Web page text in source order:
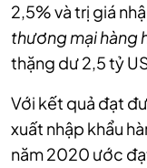
2,5% và trị giá
thương mại hàng
thặng dư 2,5 tỷ
Với kết quả đạt
xuất nhập khẩu
năm 2020 ước